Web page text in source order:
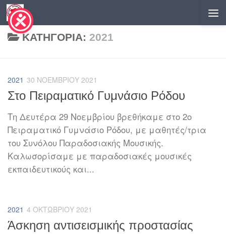
Skip to content
ΚΑΤΗΓΟΡΊΑ: 2021
2021 30 ΝΟΕΜΒΡΊΟΥ 2021
Στο Πειραματικό Γυμνάσιο Ρόδου
Τη Δευτέρα 29 Νοεμβρίου βρεθήκαμε στο 2o
Πειραματικό Γυμνάσιο Ρόδου, με μαθητές/τρια
του Συνόλου Παραδοσιακής Μουσικής.
Καλωσορίσαμε με παραδοσιακές μουσικές
εκπαιδευτικούς και...
2021 4 ΟΚΤΩΒΡΊΟΥ 2021
Άσκηση αντισεισμικής προστασίας